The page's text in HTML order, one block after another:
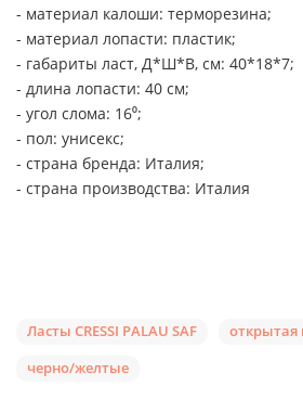
- материал калоши: терморезина;
- материал лопасти: пластик;
- габариты ласт, Д*Ш*В, см: 40*18*7;
- длина лопасти: 40 см;
- угол слома: 16⁰;
- пол: унисекс;
- страна бренда: Италия;
- страна производства: Италия
Ласты CRESSI PALAU SAF
открытая
черно/желтые